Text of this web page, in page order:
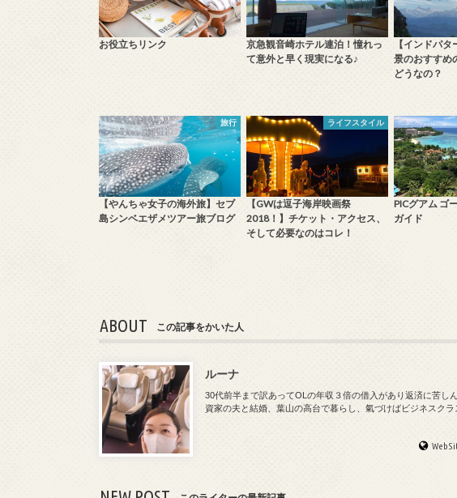
お役立ちリンク
京急観音崎ホテル連泊！憧れっ
て意外と早く現実になる♪
【インドパ
景のおすすめ
どうなの？
旅行
【やんちゃ女子の海外旅】セブ
島シンベエザメツアー旅ブログ
ライフスタイル
【GWは逗子海岸映画祭
2018！】チケット・アクセス、
そして必要なのはコレ！
PICグアム ゴ
ガイド
ABOUT この記事をかいた人
ルーナ
30代前半まで訳あってOLの年収３倍の借入があり返済に苦し
資家の夫と結婚、葉山の高台で暮らし、氣づけばビジネスク